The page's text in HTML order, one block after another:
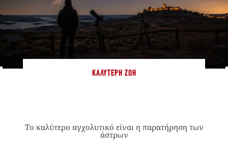
ΚΑΛΎΤΕΡΗ ΖΩΉ
Το καλύτερο αγχολυτικό είναι η παρατήρηση των
άστρων